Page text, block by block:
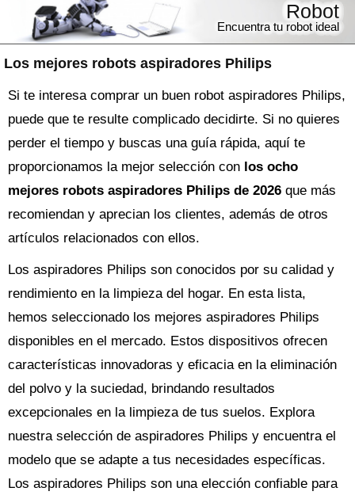
Los mejores robots aspiradores Philips
Robot
Encuentra tu robot ideal
Si te interesa comprar un buen robot aspiradores Philips,
puede que te resulte complicado decidirte. Si no quieres
perder el tiempo y buscas una guía rápida, aquí te
proporcionamos la mejor selección con los ocho
mejores robots aspiradores Philips de 2026 que más
recomiendan y aprecian los clientes, además de otros
artículos relacionados con ellos.
Los aspiradores Philips son conocidos por su calidad y
rendimiento en la limpieza del hogar. En esta lista,
hemos seleccionado los mejores aspiradores Philips
disponibles en el mercado. Estos dispositivos ofrecen
características innovadoras y eficacia en la eliminación
del polvo y la suciedad, brindando resultados
excepcionales en la limpieza de tus suelos. Explora
nuestra selección de aspiradores Philips y encuentra el
modelo que se adapte a tus necesidades específicas.
Los aspiradores Philips son una elección confiable para